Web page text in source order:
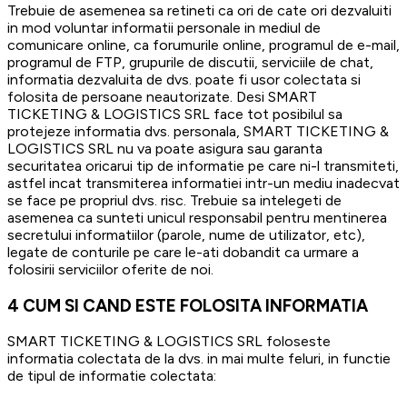
Trebuie de asemenea sa retineti ca ori de cate ori dezvaluiti
in mod voluntar informatii personale in mediul de
comunicare online, ca forumurile online, programul de e-mail,
programul de FTP, grupurile de discutii, serviciile de chat,
informatia dezvaluita de dvs. poate fi usor colectata si
folosita de persoane neautorizate. Desi SMART
TICKETING & LOGISTICS SRL face tot posibilul sa
protejeze informatia dvs. personala, SMART TICKETING &
LOGISTICS SRL nu va poate asigura sau garanta
securitatea oricarui tip de informatie pe care ni-l transmiteti,
astfel incat transmiterea informatiei intr-un mediu inadecvat
se face pe propriul dvs. risc. Trebuie sa intelegeti de
asemenea ca sunteti unicul responsabil pentru mentinerea
secretului informatiilor (parole, nume de utilizator, etc),
legate de conturile pe care le-ati dobandit ca urmare a
folosirii serviciilor oferite de noi.
4 CUM SI CAND ESTE FOLOSITA INFORMATIA
SMART TICKETING & LOGISTICS SRL foloseste
informatia colectata de la dvs. in mai multe feluri, in functie
de tipul de informatie colectata: